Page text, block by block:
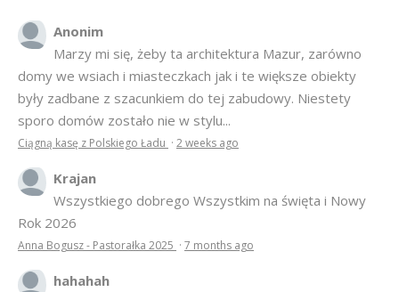
Anonim
Marzy mi się, żeby ta architektura Mazur, zarówno
domy we wsiach i miasteczkach jak i te większe obiekty
były zadbane z szacunkiem do tej zabudowy. Niestety
sporo domów zostało nie w stylu...
Ciągną kasę z Polskiego Ładu · 2 weeks ago
Krajan
Wszystkiego dobrego Wszystkim na święta i Nowy
Rok 2026
Anna Bogusz - Pastorałka 2025 · 7 months ago
hahahah